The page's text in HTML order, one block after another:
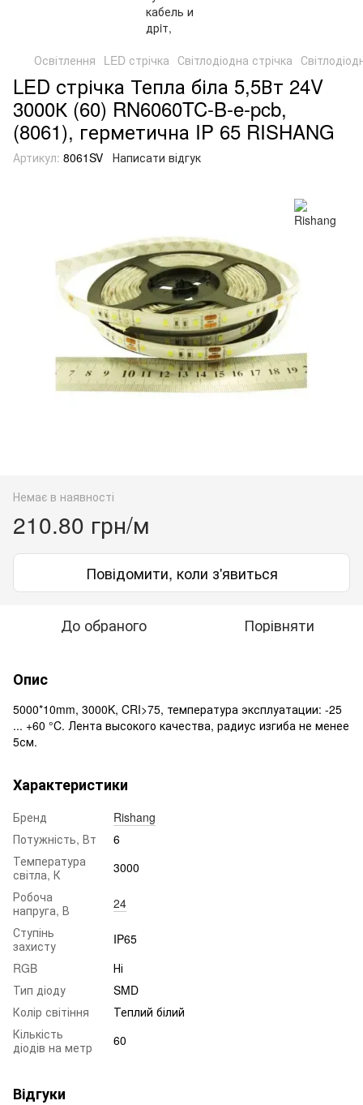
Освітлення LED стрічка Світлодіодна стрічка
LED стрічка Тепла біла 5,5Вт 24V
3000К (60) RN6060TC-B-e-pcb,
(8061), герметична IP 65 RISHANG
Артикул: 8061SV Написати відгук
Немає в наявності
210.80 грн/м
Повідомити, коли з'явиться
До обраного Порівняти
Опис
5000*10mm, 3000K, CRI>75, температура эксплуатации: -25
... +60 °C. Лента высокого качества, радиус изгиба не менее
5см.
Характеристики
Бренд
Rishang
Потужність, Вт
6
Температура
світла, К
3000
Робоча
напруга, В
24
Ступінь
захисту
IP65
RGB
Ні
Тип діоду
SMD
Колір світіння
Теплий білий
Кількість
діодів на метр
60
Відгуки